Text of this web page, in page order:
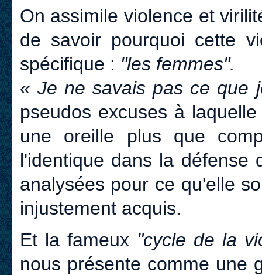
On assimile violence et
de savoir pourquoi cette
spécifique : "les femmes".
« Je ne savais pas ce que
pseudos excuses à
une oreille plus que
l'identique dans la défense
analysées pour ce qu'elle
injustement acquis.
Et la fameux "cycle de la
nous présente comme une